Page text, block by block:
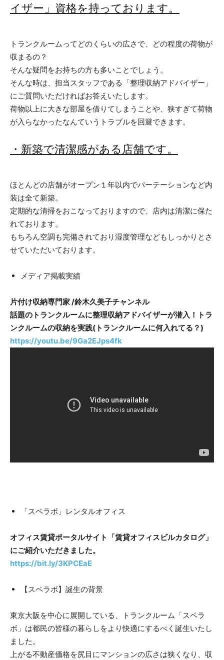
イザー」資格を持っております。
トランクルームってどのくらいの広さで、どの程度の荷物が
収まるの？
そんな疑問をお持ちの方も多いことでしょう。
そんな時は、担当スタッフである「整理収納アドバイザー」
にご質問いただければお答えいたします。
荷物以上に大きな部屋を借りてしまうことや、狭すぎて荷物
が入らなかったなんていうトラブルを回避できます。
・新築で清潔感がある店舗です。
ほとんどの店舗がオープン１年以内でパーテーションなど内
装は全て新築。
定期的な清掃をおこなっておりますので、店内は清潔に保た
れております。
もちろん空調も完備されており湿度管理などもしっかりとさ
せていただいております。
メディア掲載実績
片付け収納専門家 /鈴木久美子チャンネル
話題のトランクルームに整理収納アドバイザーが潜入！トラ
ンクルームの収納を実践(トランクルームに何入れてる？)
https://youtu.be/9Ga2EJps4fk
「スペラボ」レンタルオフィス
オフィス賃貸ポータルサイト「賃貸オフィスビルカタログ」
にご紹介いただきました。
https://bit.ly/3KPCEaE
【スペラボ】誕生の背景
東京大阪を中心に展開している、トランクルーム「スペラ
ボ」は都民の皆様の暮らしをより快適にするべく誕生いたし
ました。
上がる不動産価格を尻目にマンションの広さは狭くなり、収